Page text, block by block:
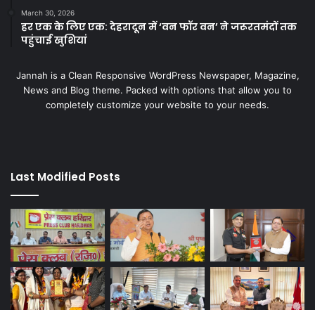
March 30, 2026
हर एक के लिए एक: देहरादून में ‘वन फॉर वन’ ने जरूरतमंदों तक
पहुंचाई खुशियां
Jannah is a Clean Responsive WordPress Newspaper, Magazine,
News and Blog theme. Packed with options that allow you to
completely customize your website to your needs.
Last Modified Posts